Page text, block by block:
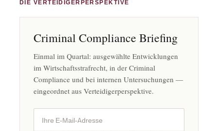
DIE VERTEIDIGERPERSPEKTIVE
Criminal Compliance Briefing
Einmal im Quartal: ausgewählte Entwicklungen
im Wirtschaftsstrafrecht, in der Criminal
Compliance und bei internen Untersuchungen —
eingeordnet aus Verteidigerperspektive.